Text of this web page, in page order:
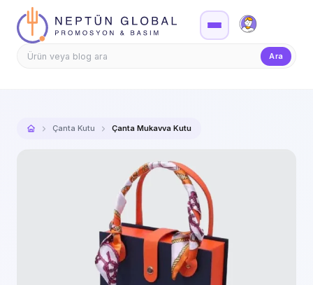
Firma Girişi
Ara
Çanta Kutu Çanta Mukavva Kutu